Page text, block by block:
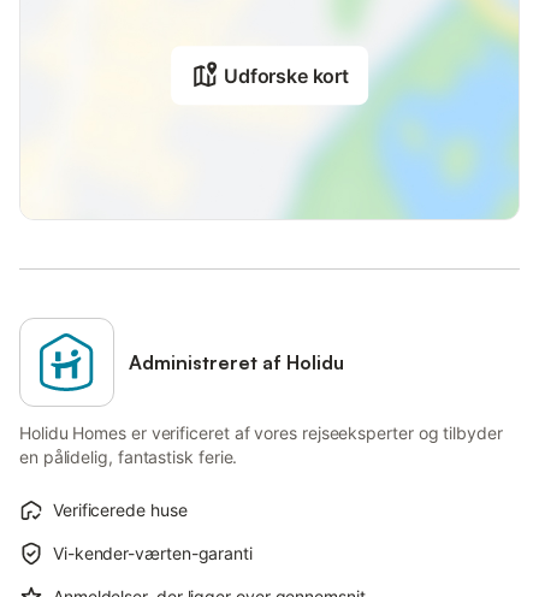
Udforske kort
Administreret af Holidu
Holidu Homes er verificeret af vores rejseeksperter og tilbyder
en pålidelig, fantastisk ferie.
Verificerede huse
Vi-kender-værten-garanti